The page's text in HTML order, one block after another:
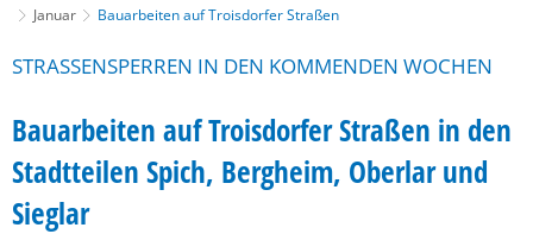
Januar
Bauarbeiten auf Troisdorfer Straßen
STRASSENSPERREN IN DEN KOMMENDEN WOCHEN
Bauarbeiten auf Troisdorfer Straßen in den
Stadtteilen Spich, Bergheim, Oberlar und
Sieglar